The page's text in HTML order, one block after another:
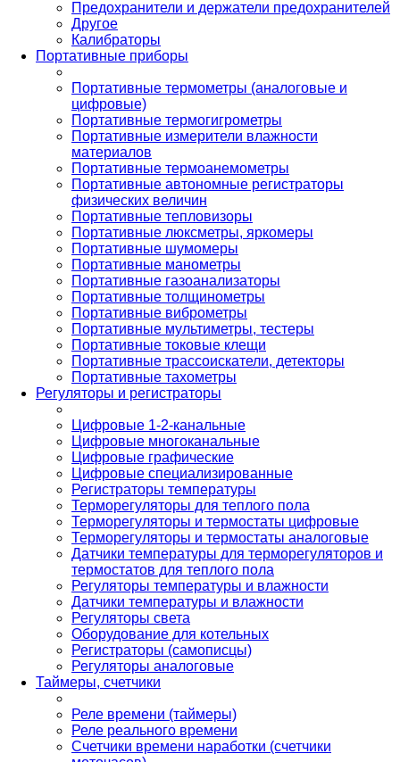
Предохранители и держатели предохранителей
Другое
Калибраторы
Портативные приборы
Портативные термометры (аналоговые и
цифровые)
Портативные термогигрометры
Портативные измерители влажности
материалов
Портативные термоанемометры
Портативные автономные регистраторы
физических величин
Портативные тепловизоры
Портативные люксметры, яркомеры
Портативные шумомеры
Портативные манометры
Портативные газоанализаторы
Портативные толщинометры
Портативные виброметры
Портативные мультиметры, тестеры
Портативные токовые клещи
Портативные трассоискатели, детекторы
Портативные тахометры
Регуляторы и регистраторы
Цифровые 1-2-канальные
Цифровые многоканальные
Цифровые графические
Цифровые специализированные
Регистраторы температуры
Терморегуляторы для теплого пола
Терморегуляторы и термостаты цифровые
Терморегуляторы и термостаты аналоговые
Датчики температуры для терморегуляторов и
термостатов для теплого пола
Регуляторы температуры и влажности
Датчики температуры и влажности
Регуляторы света
Оборудование для котельных
Регистраторы (самописцы)
Регуляторы аналоговые
Таймеры, счетчики
Реле времени (таймеры)
Реле реального времени
Счетчики времени наработки (счетчики